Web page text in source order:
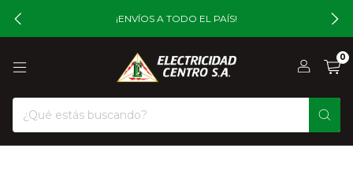
¡ENVÍOS A TODO EL PAÍS!
0